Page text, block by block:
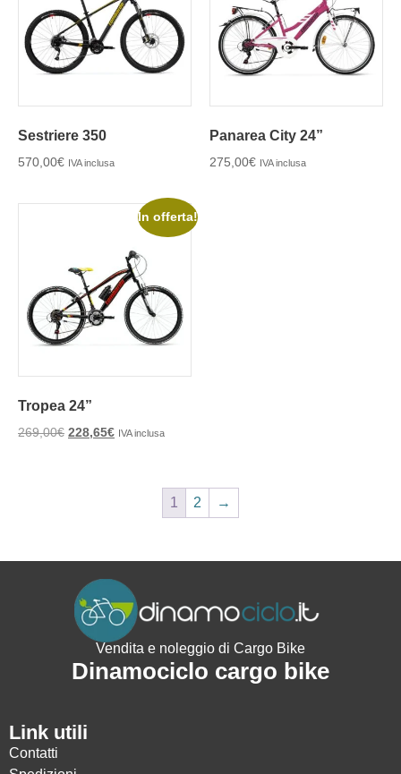
Sestriere 350
570,00€ IVA inclusa
Panarea City 24”
275,00€ IVA inclusa
In offerta!
Tropea 24”
269,00€ 228,65€ IVA inclusa
1 2 →
Vendita e noleggio di Cargo Bike
Dinamociclo cargo bike
Link utili
Contatti